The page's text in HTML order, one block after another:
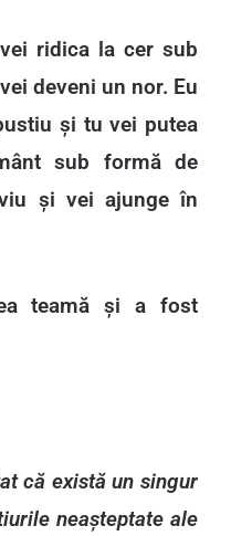
ridica la cer sub
deveni un nor. Eu
și tu vei putea
sub formă de
și vei ajunge în
teamă și a fost
că există un singur
neașteptate ale